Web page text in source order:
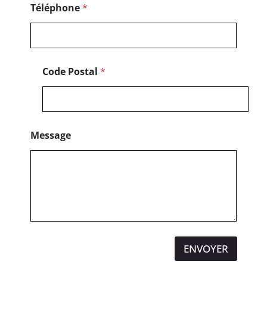
Téléphone*
Code Postal *
Message
ENVOYER